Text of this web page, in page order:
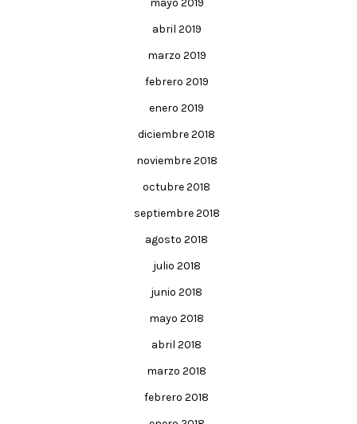
mayo 2019
abril 2019
marzo 2019
febrero 2019
enero 2019
diciembre 2018
noviembre 2018
octubre 2018
septiembre 2018
agosto 2018
julio 2018
junio 2018
mayo 2018
abril 2018
marzo 2018
febrero 2018